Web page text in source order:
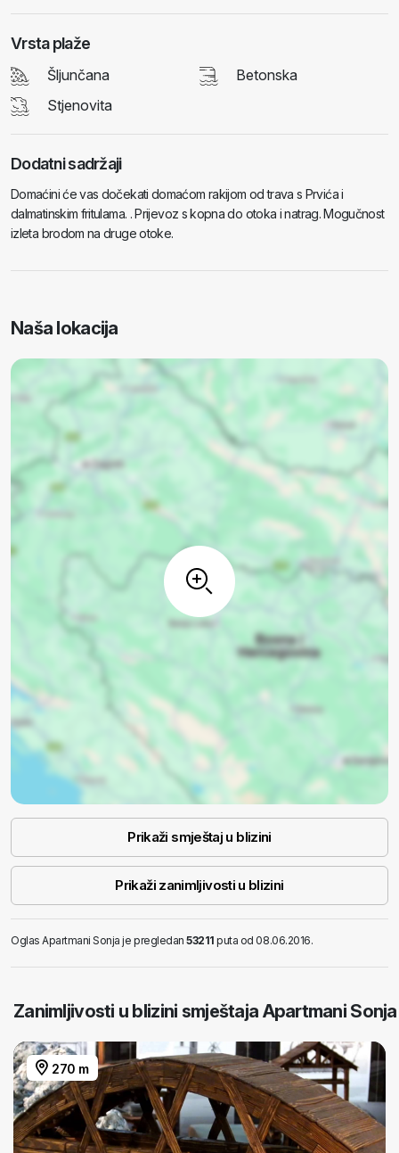
Vrsta plaže
Šljunčana
Betonska
Stjenovita
Dodatni sadržaji
Domaćini će vas dočekati domaćom rakijom od trava s Prvića i
dalmatinskim fritulama. . Prijevoz s kopna do otoka i natrag. Mogučnost
izleta brodom na druge otoke.
Naša lokacija
Prikaži smještaj u blizini
Prikaži zanimljivosti u blizini
Oglas Apartmani Sonja je pregledan53211 puta od 08.06.2016.
Zanimljivosti u blizini smještaja Apartmani Sonja
270 m